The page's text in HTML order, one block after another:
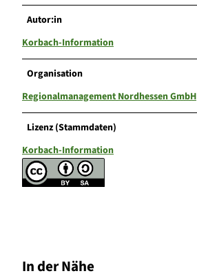
Autor:in
Korbach-Information
Organisation
Regionalmanagement Nordhessen GmbH
Lizenz (Stammdaten)
Korbach-Information
In der Nähe